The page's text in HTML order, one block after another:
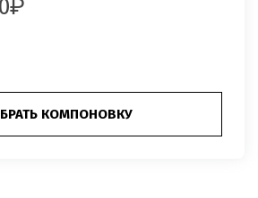
КОМПОНОВКУ